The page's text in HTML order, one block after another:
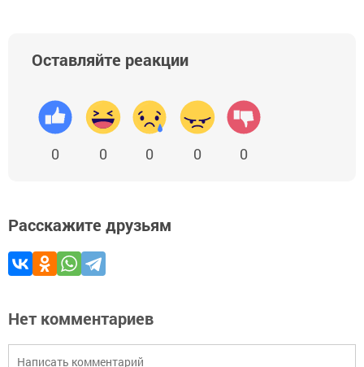
Оставляйте реакции
0 0 0 0 0
Расскажите друзьям
Нет комментариев